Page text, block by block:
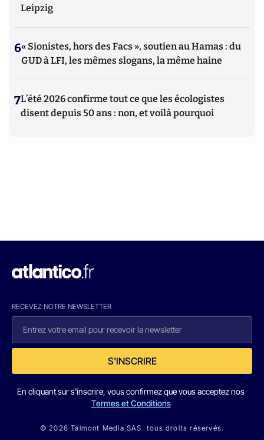
Leipzig
6« Sionistes, hors des Facs », soutien au Hamas : du
GUD à LFI, les mêmes slogans, la même haine
7L’été 2026 confirme tout ce que les écologistes
disent depuis 50 ans : non, et voilà pourquoi
RECEVEZ NOTRE NEWSLETTER
S'INSCRIRE
En cliquant sur s'inscrire, vous confirmez que vous acceptez nos
Termes et Conditions
© 2026 Talmont Media SAS. tous droits réservés.